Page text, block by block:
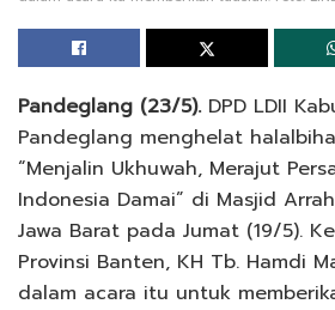
Pandeglang (23/5).DPD LDII
Pandeglang menghelat
“Menjalin Ukhuwah, Merajut
Indonesia Damai” di Masjid
Jawa Barat pada Jumat (19/5).
Provinsi Banten, KH Tb. Hamdi
dalam acara itu untuk